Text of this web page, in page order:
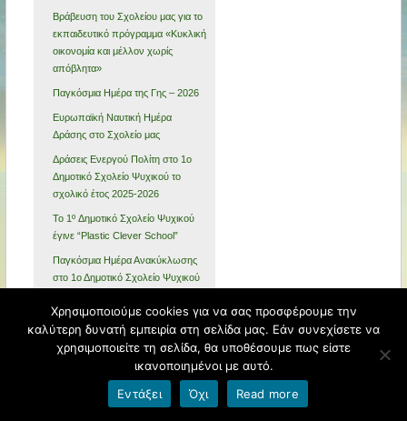
Βράβευση του Σχολείου μας για το
εκπαιδευτικό πρόγραμμα «Κυκλική
οικονομία και μέλλον χωρίς
απόβλητα»
Παγκόσμια Ημέρα της Γης – 2026
Ευρωπαϊκή Ναυτική Ημέρα
Δράσης στο Σχολείο μας
Δράσεις Ενεργού Πολίτη στο 1ο
Δημοτικό Σχολείο Ψυχικού το
σχολικό έτος 2025-2026
Το 1º Δημοτικό Σχολείο Ψυχικού
έγινε “Plastic Clever School”
Παγκόσμια Ημέρα Ανακύκλωσης
στο 1ο Δημοτικό Σχολείο Ψυχικού
δημιουργικότητα – Πρόγραμμα
Οικολογικών Σχολείων
Ολοκλήρωση προγραμμάτων
σχολικού έτους 2024 – 2025
Εξαιρετική συνεργασία με το 12º
Χρησιμοποιούμε cookies για να σας προσφέρουμε την
καλύτερη δυνατή εμπειρία στη σελίδα μας. Εάν συνεχίσετε να
χρησιμοποιείτε τη σελίδα, θα υποθέσουμε πως είστε
ικανοποιημένοι με αυτό.
Εντάξει
Όχι Read more